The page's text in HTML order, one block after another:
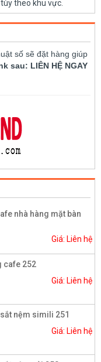
tùy theo khu vực.
số sẽ đặt hàng giúp
sau: LIÊN HỆ NGAY
nhà hàng mặt bàn
Giá: Liên hệ
cafe 252
Giá: Liên hệ
nệm simili 251
Giá: Liên hệ